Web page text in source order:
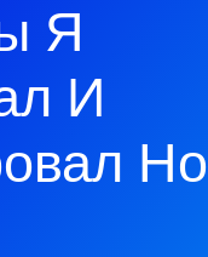
Я
И